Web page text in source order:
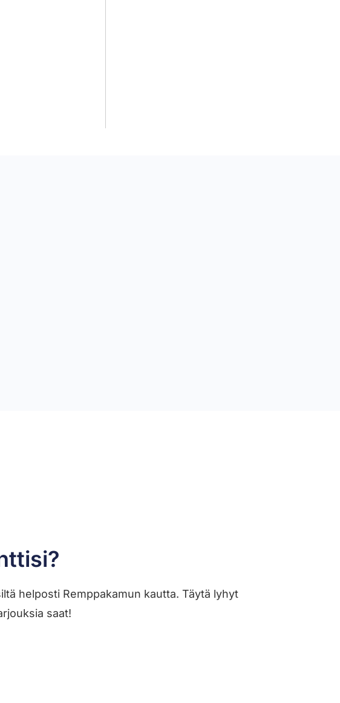
helposti Remppakamun kautta. Täytä lyhyt
saat!